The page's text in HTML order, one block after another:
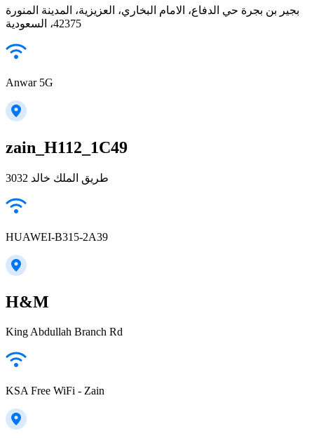
بجير بن بجرة حي الدفاع، الامام البخاري، العزيزية، المدينة المنورة
42375، السعودية
Anwar 5G
zain_H112_1C49
3032 طريق الملك خالد
HUAWEI-B315-2A39
H&M
King Abdullah Branch Rd
KSA Free WiFi - Zain